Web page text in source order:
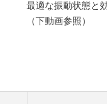
最適な振動状態と
（下動画参照）